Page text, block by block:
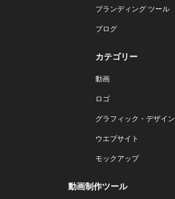
ブランディング ツール
ブログ
カテゴリー
動画
ロゴ
グラフィック・デザイン
ウエブサイト
モックアップ
動画制作ツール